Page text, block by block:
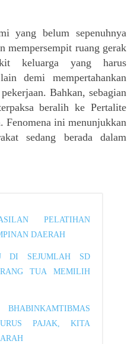
yang belum sepenuhnya
mempersempit ruang gerak
keluarga yang harus
demi mempertahankan
Bahkan, sebagian
beralih ke Pertalite
Fenomena ini menunjukkan
sedang berada dalam
PELATIHAN
DAERAH
DI SEJUMLAH SD
TUA MEMILIH
PAJAK, KITA